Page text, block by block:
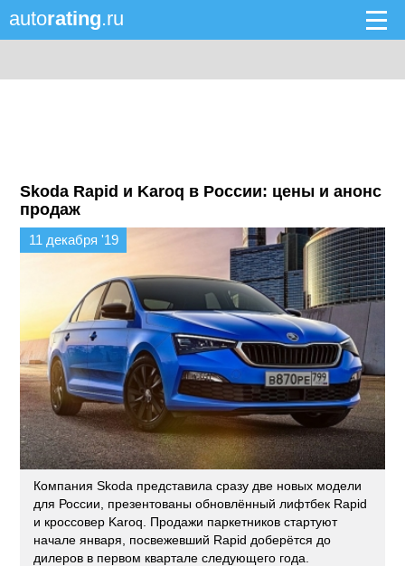
autorating.ru
Skoda Rapid и Karoq в России: цены и анонс
продаж
11 декабря '19
Компания Skoda представила сразу две новых модели
для России, презентованы обновлённый лифтбек Rapid
и кроссовер Karoq. Продажи паркетников стартуют
начале января, посвежевший Rapid доберётся до
дилеров в первом квартале следующего года.